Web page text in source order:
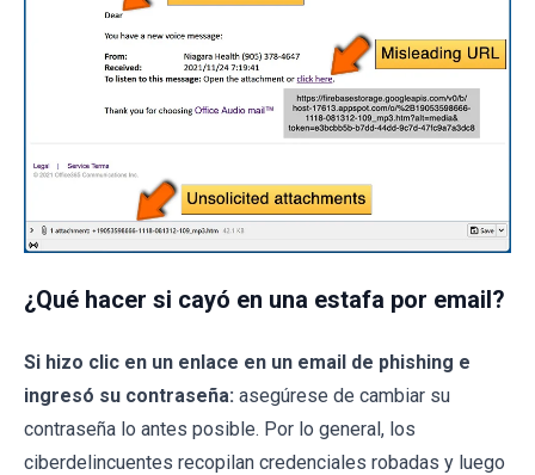
¿Qué hacer si cayó en una estafa por email?
Si hizo clic en un enlace en un email de phishing e
ingresó su contraseña: asegúrese de cambiar su
contraseña lo antes posible. Por lo general, los
ciberdelincuentes recopilan credenciales robadas y luego